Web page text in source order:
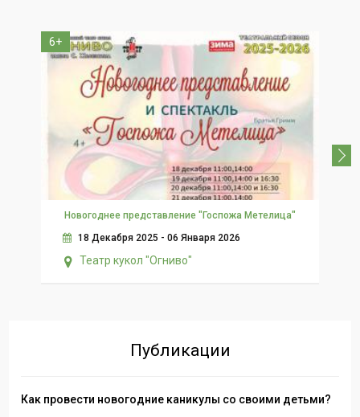
6+
Новогоднее представление "Госпожа Метелица"
18 Декабря 2025 - 06 Января 2026
Театр кукол "Огниво"
Публикации
Как провести новогодние каникулы со своими детьми?